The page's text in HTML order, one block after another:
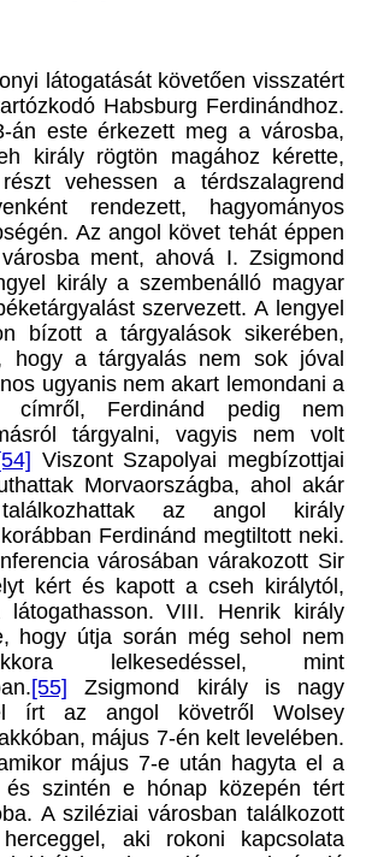
látogatását követően visszatért
Habsburg Ferdinándhoz.
án este érkezett meg a városba,
király rögtön magához kérette,
vehessen a térdszalagrend
rendezett, hagyományos
Az angol követ tehát éppen
ment, ahová I. Zsigmond
király a szembenálló magyar
szervezett. A lengyel
bízott a tárgyalások sikerében,
hogy a tárgyalás nem sok jóval
ugyanis nem akart lemondani a
címről, Ferdinánd pedig nem
tárgyalni, vagyis nem volt
Viszont Szapolyai megbízottjai
Morvaországba, ahol akár
találkozhattak az angol király
Ferdinánd megtiltott neki.
városában várakozott Sir
kért és kapott a cseh királytól,
látogathasson. VIII. Henrik király
hogy útja során még sehol nem
lelkesedéssel, mint
[55] Zsigmond király is nagy
írt az angol követről Wolsey
május 7-én kelt levelében.
május 7-e után hagyta el a
és szintén e hónap közepén tért
A sziléziai városban találkozott
aki rokoni kapcsolata